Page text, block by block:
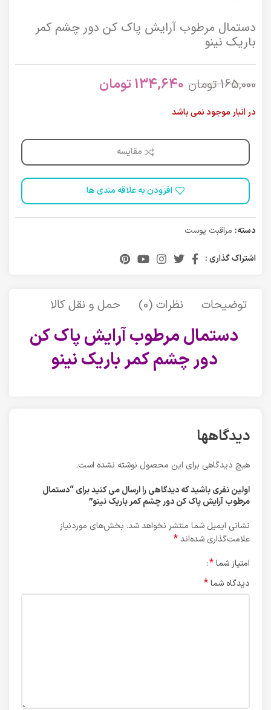
دستمال مرطوب آرايش پاک کن دور چشم کمر
باريک نینو
165,000 تومان 134,640تومان
در انبار موجود نمی باشد
مقایسه
افزودن به علاقه مندی ها
دسته: مراقبت پوست
اشتراک گذاری :
توضیحات نظرات (0) حمل و نقل کالا
دستمال مرطوب آرايش پاک کن
دور چشم کمر باريک نینو
دیدگاهها
هیچ دیدگاهی برای این محصول نوشته نشده است.
اولین نفری باشید که دیدگاهی را ارسال می کنید برای “دستمال
مرطوب آرايش پاک کن دور چشم کمر باريک نینو”
نشانی ایمیل شما منتشر نخواهد شد. بخش‌های موردنیاز
علامت‌گذاری شده‌اند*
امتیاز شما*
دیدگاه شما*